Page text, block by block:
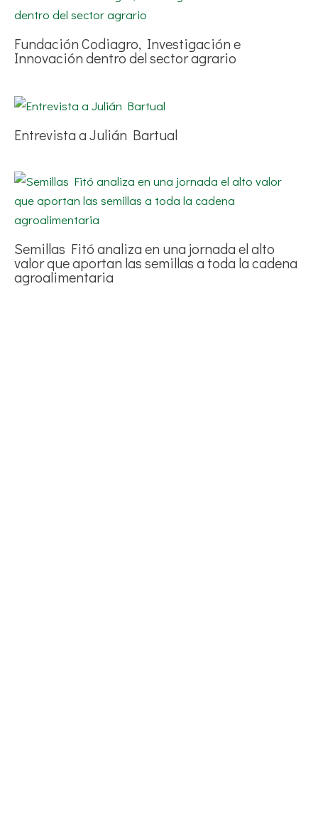
Fundación Codiagro, Investigación e
Innovación dentro del sector agrario
Entrevista a Julián Bartual
Semillas Fitó analiza en una jornada el alto
valor que aportan las semillas a toda la cadena
agroalimentaria